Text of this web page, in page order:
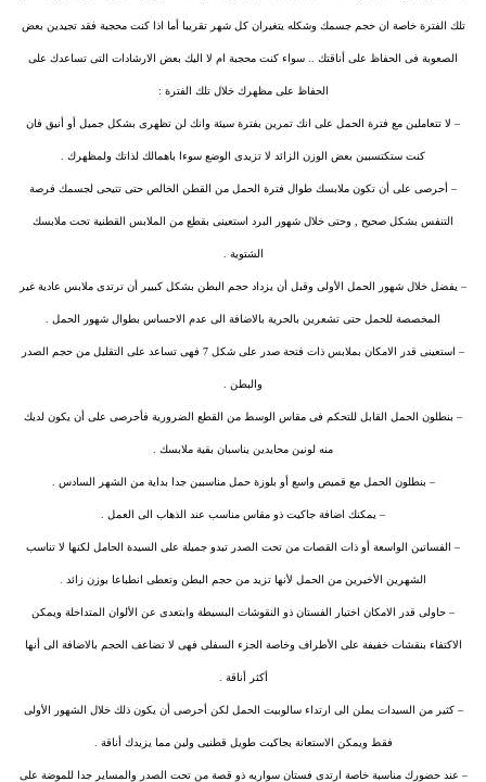
تلك الفترة خاصة ان حجم جسمك وشكله يتغيران كل شهر تقريبا أما اذا كنت محجبة فقد تجيدين بعض
الصعوبة فى الحفاظ على أناقتك .. سواء كنت محجبة ام لا اليك بعض الارشادات التى تساعدك على
الحفاظ على مظهرك خلال تلك الفترة :
– لا تتعاملين مع فترة الحمل على انك تمرين بفترة سيئة وانك لن تظهرى بشكل جميل أو أنيق فان
كنت ستكتسبين بعض الوزن الزائد لا تزيدى الوضع سوءا باهمالك لذاتك ولمظهرك .
– أحرصى على أن تكون ملابسك طوال فترة الحمل من القطن الخالص حتى تتيحى لجسمك فرصة
التنفس بشكل صحيح , وحتى خلال شهور البرد استعينى بقطع من الملابس القطنية تحت ملابسك
الشتوية .
– يفضل خلال شهور الحمل الأولى وقبل أن يزداد حجم البطن بشكل كبيير أن ترتدى ملابس عادية غير
المخصصة للحمل حتى تشعرين بالحرية بالاضافة الى عدم الاحساس بطوال شهور الحمل .
– استعينى قدر الامكان بملابس ذات فتحة صدر على شكل 7 فهى تساعد على التقليل من حجم الصدر
والبطن .
– بنطلون الحمل القابل للتحكم فى مقاس الوسط من القطع الضرورية فأحرصى على أن يكون لديك
منه لونين محايدين يناسبان بقية ملابسك .
– بنطلون الحمل مع قميص واسع أو بلوزة حمل مناسبين جدا بداية من الشهر السادس .
– يمكنك اضافة جاكيت ذو مقاس مناسب عند الذهاب الى العمل .
– الفساتين الواسعة أو ذات القصات من تحت الصدر تبدو جميلة على السيدة الحامل لكنها لا تناسب
الشهرين الأخيرين من الحمل لأنها تزيد من حجم البطن وتعطى انطباعا بوزن زائد .
– حاولى قدر الامكان اختيار الفستان ذو النقوشات البسيطة وابتعدى عن الألوان المتداخلة ويمكن
الاكتفاء بنقشات خفيفة على الأطراف وخاصة الجزء السفلى فهى لا تضاعف الحجم بالاضافة الى أنها
أكثر أناقة .
– كثير من السيدات يملن الى ارتداء سالوبيت الحمل لكن أحرصى أن يكون ذلك خلال الشهور الأولى
فقط ويمكن الاستعانة بجاكيت طويل قطنيى ولين مما يزيدك أناقة .
– عند حضورك مناسبة خاصة ارتدى فستان سواريه ذو قصة من تحت الصدر والمساير جدا للموضة على